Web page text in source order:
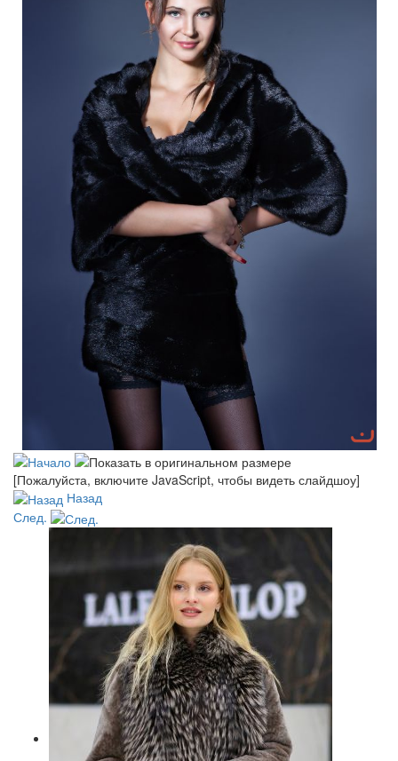
[Пожалуйста, включите JavaScript, чтобы видеть слайдшоу]
Назад
След.